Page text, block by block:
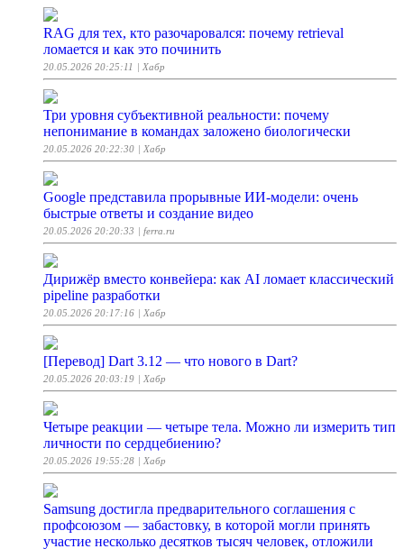
RAG для тех, кто разочаровался: почему retrieval
ломается и как это починить
20.05.2026 20:25:11 | Хабр
Три уровня субъективной реальности: почему
непонимание в командах заложено биологически
20.05.2026 20:22:30 | Хабр
Google представила прорывные ИИ-модели: очень
быстрые ответы и создание видео
20.05.2026 20:20:33 | ferra.ru
Дирижёр вместо конвейера: как AI ломает классический
pipeline разработки
20.05.2026 20:17:16 | Хабр
[Перевод] Dart 3.12 — что нового в Dart?
20.05.2026 20:03:19 | Хабр
Четыре реакции — четыре тела. Можно ли измерить тип
личности по сердцебиению?
20.05.2026 19:55:28 | Хабр
Samsung достигла предварительного соглашения с
профсоюзом — забастовку, в которой могли принять
участие несколько десятков тысяч человек, отложили